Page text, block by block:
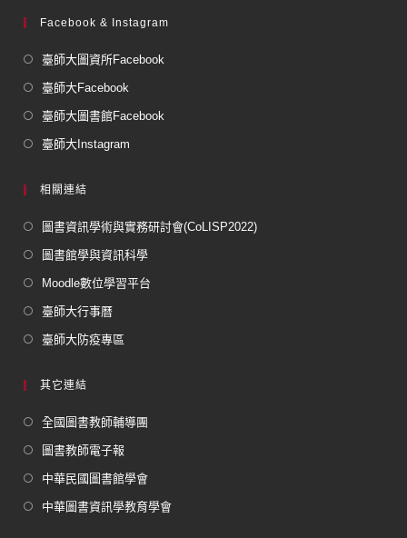
Facebook & Instagram
臺師大圖資所Facebook
臺師大Facebook
臺師大圖書館Facebook
臺師大Instagram
相關連結
圖書資訊學術與實務研討會(CoLISP2022)
圖書館學與資訊科學
Moodle數位學習平台
臺師大行事曆
臺師大防疫專區
其它連結
全國圖書教師輔導團
圖書教師電子報
中華民國圖書館學會
中華圖書資訊學教育學會